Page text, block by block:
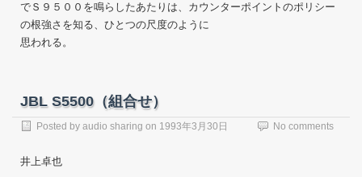
でＳ９５００を鳴らしたあたりは、カウンターポイントのポリシー
の根強さを知る、ひとつの尺度のように
思われる。
JBL S5500（組合せ）
Posted by audio sharing on 1993年3月30日 No comments
井上卓也